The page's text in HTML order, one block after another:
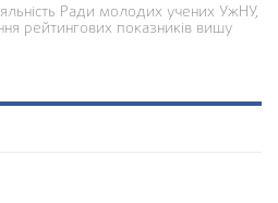
Ради молодих учених УжНУ,
рейтингових показників вишу